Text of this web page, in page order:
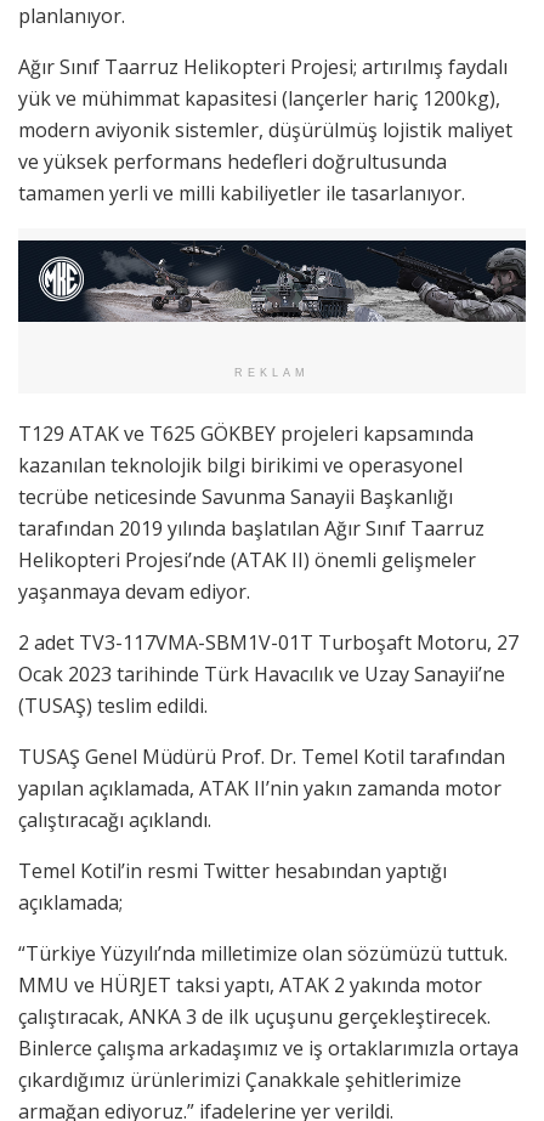
planlanıyor.
Ağır Sınıf Taarruz Helikopteri Projesi; artırılmış faydalı
yük ve mühimmat kapasitesi (lançerler hariç 1200kg),
modern aviyonik sistemler, düşürülmüş lojistik maliyet
ve yüksek performans hedefleri doğrultusunda
tamamen yerli ve milli kabiliyetler ile tasarlanıyor.
REKLAM
T129 ATAK ve T625 GÖKBEY projeleri kapsamında
kazanılan teknolojik bilgi birikimi ve operasyonel
tecrübe neticesinde Savunma Sanayii Başkanlığı
tarafından 2019 yılında başlatılan Ağır Sınıf Taarruz
Helikopteri Projesi’nde (ATAK II) önemli gelişmeler
yaşanmaya devam ediyor.
2 adet TV3-117VMA-SBM1V-01T Turboşaft Motoru, 27
Ocak 2023 tarihinde Türk Havacılık ve Uzay Sanayii’ne
(TUSAŞ) teslim edildi.
TUSAŞ Genel Müdürü Prof. Dr. Temel Kotil tarafından
yapılan açıklamada, ATAK II’nin yakın zamanda motor
çalıştıracağı açıklandı.
Temel Kotil’in resmi Twitter hesabından yaptığı
açıklamada;
“Türkiye Yüzyılı’nda milletimize olan sözümüzü tuttuk.
MMU ve HÜRJET taksi yaptı, ATAK 2 yakında motor
çalıştıracak, ANKA 3 de ilk uçuşunu gerçekleştirecek.
Binlerce çalışma arkadaşımız ve iş ortaklarımızla ortaya
çıkardığımız ürünlerimizi Çanakkale şehitlerimize
armağan ediyoruz.” ifadelerine yer verildi.